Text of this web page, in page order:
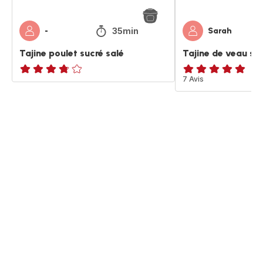
- 35min
Tajine poulet sucré salé
ratings.3.7
Sarah
Tajine de veau
ratings.4.9
7 Avis